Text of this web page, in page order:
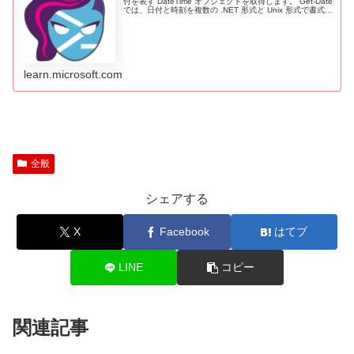
では、日付と時刻を複数の .NET 形式と Unix 形式で書式設
learn.microsoft.com
全般
シェアする
X Facebook はてブ
LINE コピー
関連記事